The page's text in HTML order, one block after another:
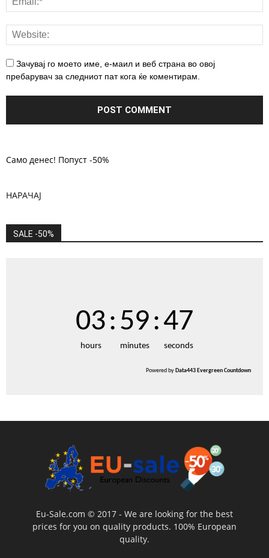
Зачувај го моето име, е-маил и веб страна во овој
пребарувач за следниот пат кога ќе коментирам.
Само денес! Попуст -50%
НАРАЧАЈ
SALE -50%
03
hours
:59
minutes
:46
seconds
Powered by Data443 Evergreen Countdown
Eu-Sale.com © 2017 - We are looking for the best
prices for you on quality products. 100% European
quality.